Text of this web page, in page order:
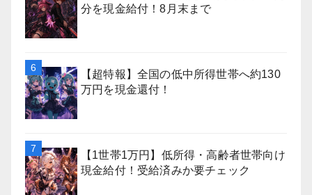
分を現金給付！8月末まで
【超特報】全国の低中所得世帯へ約130
万円を現金還付！
【1世帯1万円】低所得・高齢者世帯向け
現金給付！受給済みか要チェック